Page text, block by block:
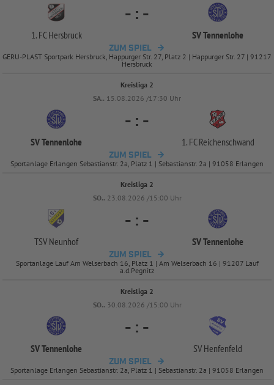
1. FC Hersbruck
- : -
SV Tennenlohe
ZUM SPIEL
GERU-PLAST Sportpark Hersbruck, Happurger Str. 27, Platz 2 | Happurger Str. 27 | 91217
Hersbruck
Kreisliga 2
SA.. 15.08.2026 /17:30 Uhr
SV Tennenlohe
- : -
1. FC Reichenschwand
ZUM SPIEL
Sportanlage Erlangen Sebastianstr. 2a, Platz 1 | Sebastianstr. 2a | 91058 Erlangen
Kreisliga 2
SO.. 23.08.2026 /15:00 Uhr
TSV Neunhof
- : -
SV Tennenlohe
ZUM SPIEL
Sportanlage Lauf Am Welserbach 16, Platz 1 | Am Welserbach 16 | 91207 Lauf
a.d.Pegnitz
Kreisliga 2
SO.. 30.08.2026 /15:00 Uhr
SV Tennenlohe
- : -
SV Henfenfeld
ZUM SPIEL
Sportanlage Erlangen Sebastianstr. 2a, Platz 1 | Sebastianstr. 2a | 91058 Erlangen